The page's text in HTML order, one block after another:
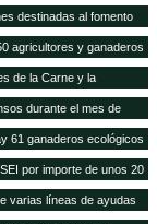
destinadas al fomento
agricultores y ganaderos
de la Carne y la
durante el mes de
61 ganaderos ecológicos
por importe de unos 20
varias líneas de ayudas